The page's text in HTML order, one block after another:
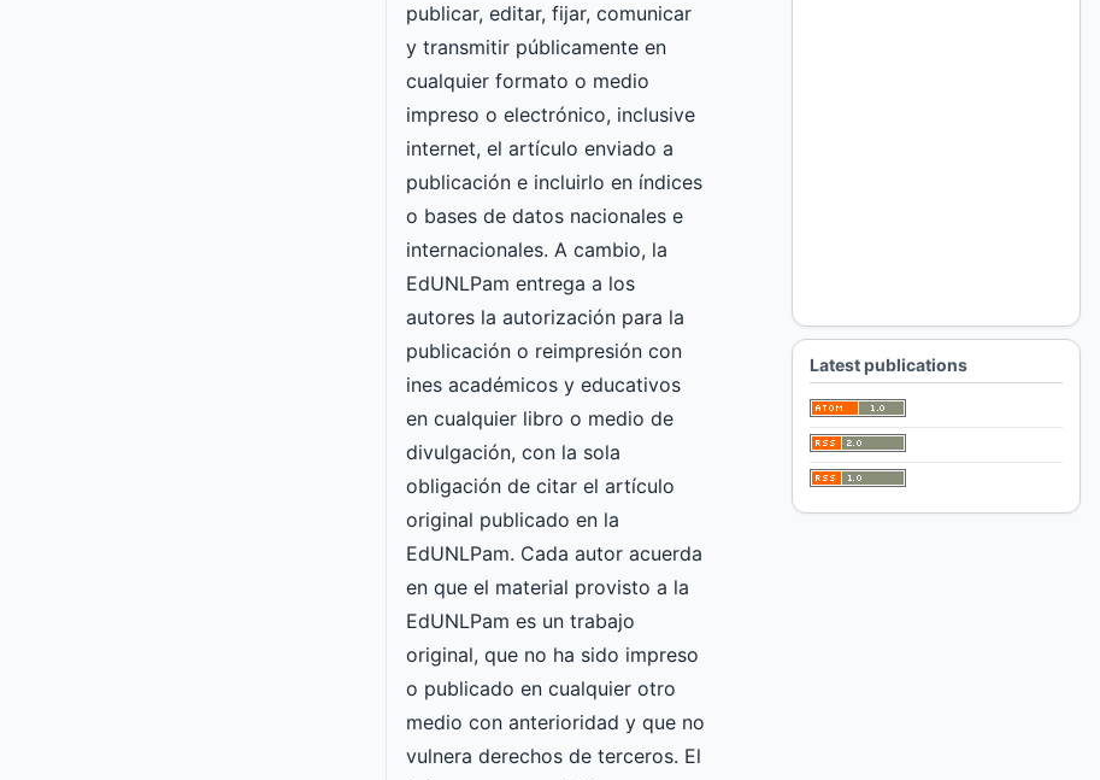
publicar, editar, fijar, comunicar
y transmitir públicamente en
cualquier formato o medio
impreso o electrónico, inclusive
internet, el artículo enviado a
publicación e incluirlo en índices
o bases de datos nacionales e
internacionales. A cambio, la
EdUNLPam entrega a los
autores la autorización para la
publicación o reimpresión con
ines académicos y educativos
en cualquier libro o medio de
divulgación, con la sola
obligación de citar el artículo
original publicado en la
EdUNLPam. Cada autor acuerda
en que el material provisto a la
EdUNLPam es un trabajo
original, que no ha sido impreso
o publicado en cualquier otro
medio con anterioridad y que no
vulnera derechos de terceros. El
Latest publications